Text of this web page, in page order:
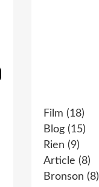
Film (18)
Blog (15)
Rien (9)
Article (8)
Bronson (8)